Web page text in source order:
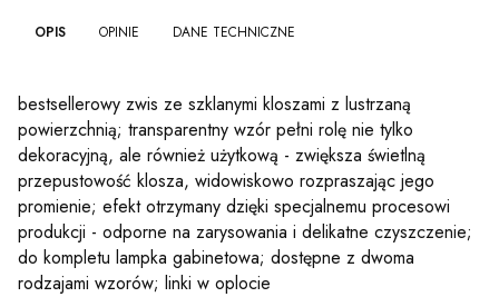
OPIS OPINIE DANE TECHNICZNE
bestsellerowy zwis ze szklanymi kloszami z lustrzaną
powierzchnią; transparentny wzór pełni rolę nie tylko
dekoracyjną, ale również użytkową - zwiększa świetlną
przepustowość klosza, widowiskowo rozpraszając jego
promienie; efekt otrzymany dzięki specjalnemu procesowi
produkcji - odporne na zarysowania i delikatne czyszczenie;
do kompletu lampka gabinetowa; dostępne z dwoma
rodzajami wzorów; linki w oplocie